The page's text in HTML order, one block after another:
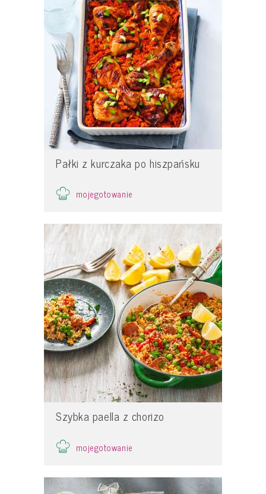
Pałki z kurczaka po hiszpańsku
mojegotowanie
Szybka paella z chorizo
mojegotowanie